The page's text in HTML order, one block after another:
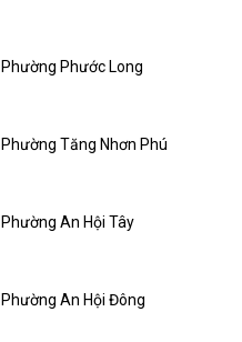
Phước Long
Tăng Nhơn Phú
An Hội Tây
An Hội Đông